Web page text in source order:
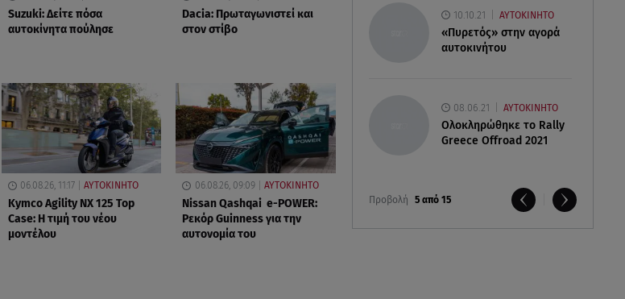
10.10.21 ΑΥΤΟΚΙΝΗΤΟ
«Πυρετός» στην αγορά
αυτοκινήτου
08.06.21 ΑΥΤΟΚΙΝΗΤΟ
Ολοκληρώθηκε το Rally
Greece Offroad 2021
Προβολή 5 από 15
Suzuki: Δείτε πόσα
αυτοκίνητα πούλησε
Dacia: Πρωταγωνιστεί και
στον στίβο
06.08.26, 11:17 ΑΥΤΟΚΙΝΗΤΟ
Kymco Agility NX 125 Τοp
Case: Η τιμή του νέου
μοντέλου
06.08.26, 09:09 ΑΥΤΟΚΙΝΗΤΟ
Nissan Qashqai e-POWER:
Ρεκόρ Guinness για την
αυτονομία του